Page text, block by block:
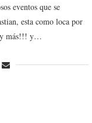
eventos que se
esta como loca por
y más!!! y…